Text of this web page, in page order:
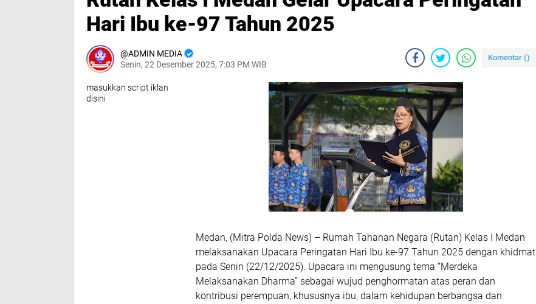
Hari Ibu ke-97 Tahun 2025
ADMIN MEDIA
Senin, 22 Desember 2025, 7:03 PM WIB
Komentar ()
masukkan script iklan
disini
Medan, (Mitra Polda News) – Rumah Tahanan Negara (Rutan) Kelas I Medan
melaksanakan Upacara Peringatan Hari Ibu ke-97 Tahun 2025 dengan khidmat
pada Senin (22/12/2025). Upacara ini mengusung tema “Merdeka
Melaksanakan Dharma” sebagai wujud penghormatan atas peran dan
kontribusi perempuan, khususnya ibu, dalam kehidupan berbangsa dan